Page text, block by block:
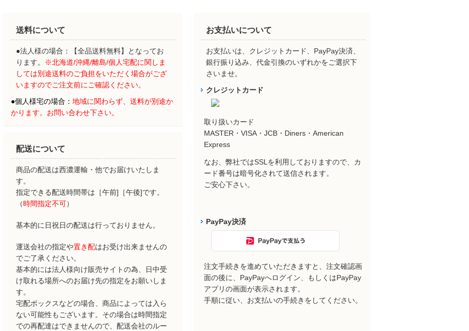
送料について
●法人様の場合：【全品送料無料】となってお
ります。
※北海道/沖縄/離島/個人宅配に関しま
しては別途送料のご負担をいただく場合がござ
いますのでご注文前にご確認ください。
●個人様宅の場合： 地域に関わらず、 送料が別途か
かります。お問い合わせ下さい。
配送について
商品の配送は西濃運輸・他でお届けいたしま
す。
指定できる配送時間帯は［午前]［午後]です。
（時間指定不可）
基本的に日祝日の配送は行っておりません。
運送会社の指定や置き配はお受け出来ませんの
でご了承ください。
基本的には法人様向け販売サイトの為、日中受
け取れる場所へのお届け先の指定をお願いしま
す。
宅配ボックスなどの場合、商品によっては入ら
ない可能性もございます。その場合は時間指定
での再配達はできませんので、配送会社のルー
お支払いについて
お支払いは、クレジットカード、PayPay決済、
銀行振り込み、代金引換のいずれかをご選択下
さいませ。
クレジットカード
取り扱いカード
MASTER・VISA・JCB・Diners・American
Express
なお、弊社ではSSLを利用しておりますので、カ
ード番号は暗号化されて送信されます。
ご安心下さい。
PayPay決済
注文手続きを進めていただきますと、注文確認画
面の後に、PayPayへログイン、もしくはPayPay
アプリの画面が表示されます。
手順に従い、お支払いの手続きをしてください。